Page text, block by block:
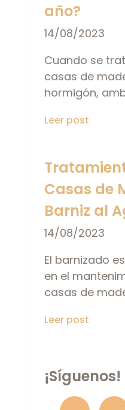
año?
14/08/2023
Cuando se
casas de
hormigón,
Leer post
Casas de
Barniz al
14/08/2023
El barnizado
en el
casas de
Leer post
¡Síguenos!